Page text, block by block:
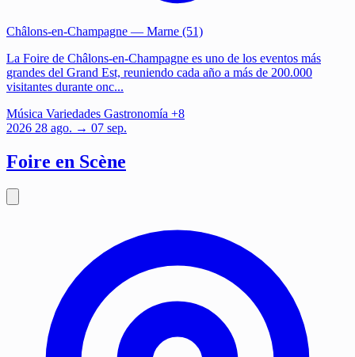
Châlons-en-Champagne — Marne (51)
La Foire de Châlons-en-Champagne es uno de los eventos más
grandes del Grand Est, reuniendo cada año a más de 200.000
visitantes durante onc...
Música Variedades Gastronomía +8
2026 28 ago. → 07 sep.
Foire en Scène